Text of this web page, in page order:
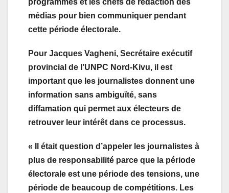
programmes et les chefs de rédaction des
médias pour bien communiquer pendant
cette période électorale.
Pour Jacques Vagheni, Secrétaire exécutif
provincial de l’UNPC Nord-Kivu, il est
important que les journalistes donnent une
information sans ambiguïté, sans
diffamation qui permet aux électeurs de
retrouver leur intérêt dans ce processus.
« Il était question d’appeler les journalistes à
plus de responsabilité parce que la période
électorale est une période des tensions, une
période de beaucoup de compétitions. Les